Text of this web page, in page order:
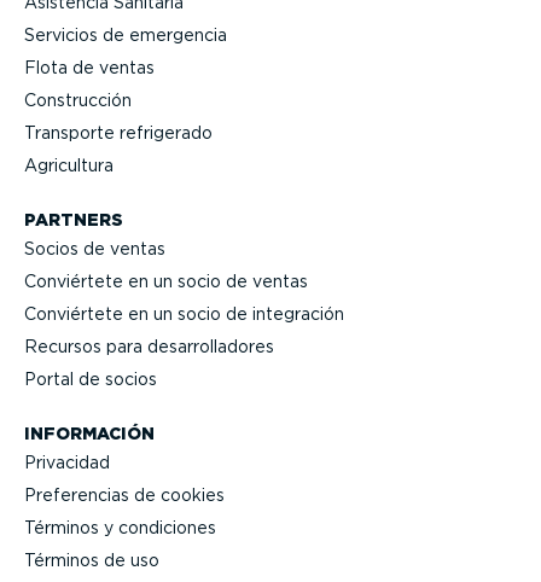
Servicios de emergencia
Flota de ventas
Construcción
Transporte refrigerado
Agricultura
PARTNERS
Socios de ventas
Conviértete en un socio de ventas
Conviértete en un socio de integración
Recursos para desarro­lla­dores
Portal de socios
INFORMACIÓN
Privacidad
Prefe­rencias de cookies
Términos y condiciones
Términos de uso